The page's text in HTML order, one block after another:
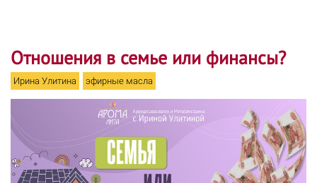
Отношения в семье или финансы?
Ирина Улитина эфирные масла